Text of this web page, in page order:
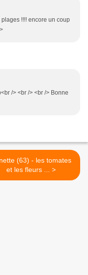
!!!! encore un coup
/> <br /> <br /> Bonne
(63) - les tomates
et les fleurs ... >